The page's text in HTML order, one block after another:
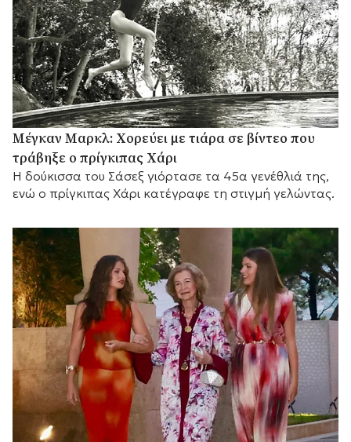
Μέγκαν Μαρκλ: Χορεύει με τιάρα σε βίντεο που
τράβηξε ο πρίγκιπας Χάρι
Η δούκισσα του Σάσεξ γιόρτασε τα 45α γενέθλιά της,
ενώ ο πρίγκιπας Χάρι κατέγραφε τη στιγμή γελώντας.